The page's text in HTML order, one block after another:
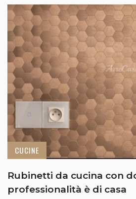
CUCINE
Rubinetti da cucina con
professionalità è di casa